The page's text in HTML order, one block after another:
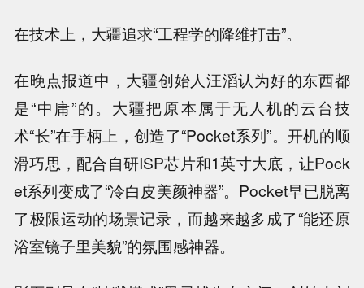
在技术上，大疆追求“工程学的降维打击”。
在晚点报道中，大疆创始人汪滔认为好的东西都
是“中庸”的。大疆把原本属于无人机的云台技
术“长”在手柄上，创造了“Pocket系列”。开机的顺
滑巧思，配合自研ISP芯片和1英寸大底，让Pock
et系列变成了“冷白皮美颜神器”。Pocket早已脱离
了极限运动的场景记录，而越来越多成了“能还原
浴室镜子里美貌”的氛围感神器。